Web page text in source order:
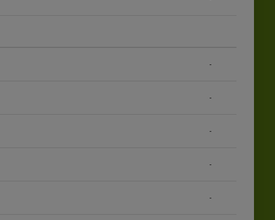
-
-
-
-
-